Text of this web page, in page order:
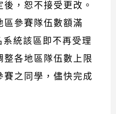
，恕不接受更改。
區參賽隊伍數額滿
統該區即不再受理
整各地區隊伍數上限
賽之同學，儘快完成